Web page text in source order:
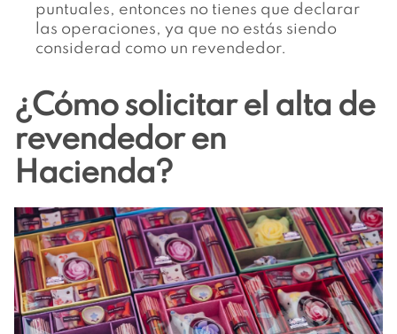
puntuales, entonces no tienes que declarar
las operaciones, ya que no estás siendo
considerad como un revendedor.
¿Cómo solicitar el alta de
revendedor en
Hacienda?